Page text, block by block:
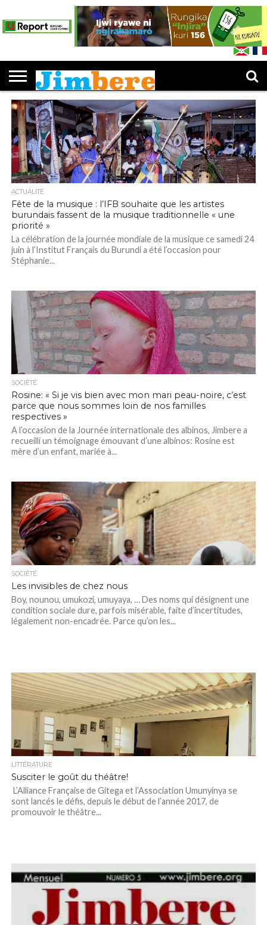
PUBLICATIONS
DOSSIERS
MUKENYEZI
RY’ABANA
JIMBERE
ACTUALITÉ
Fête de la musique : l’IFB souhaite que les artistes
burundais fassent de la musique traditionnelle « une
priorité »
La célébration de la journée mondiale de la musique ce samedi 24
juin à l’Institut Français du Burundi a été l’occasion pour
Stéphanie...
SOCIÉTÉ
Rosine: « Si je vis bien avec mon mari peau-noire, c’est
parce que nous sommes loin de nos familles
respectives »
A l’occasion de la Journée internationale des albinos, Jimbere a
recueilli un témoignage émouvant d’une albinos: Rosine est
mère d’un enfant, mariée à...
SOCIÉTÉ
Les invisibles de chez nous
Boy, nounou, umukozi, umuyaya, … Des noms qui désignent une
condition sociale dure, parfois misérable, faite d’incertitudes,
légalement non-encadrée. Parce qu’on les...
LITTÉRATURE
Susciter le goût du théâtre!
L’Alliance Française de Gitega et l’Association Umunyinya se
sont lancés le défis, depuis le début de l’année 2017, de
promouvoir le théâtre...